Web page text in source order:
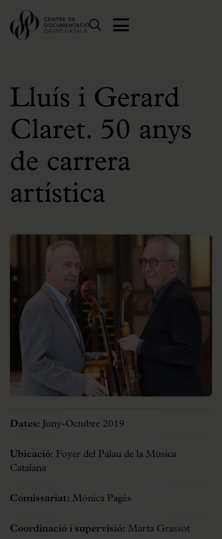
Lluís i Gerard
Claret. 50 anys
de carrera
artística
Dates: Juny-Octubre 2019
Ubicació: Foyer del Palau de la Música
Catalana
Comissariat: Mònica Pagès
Coordinació i supervisió: Marta Grassot